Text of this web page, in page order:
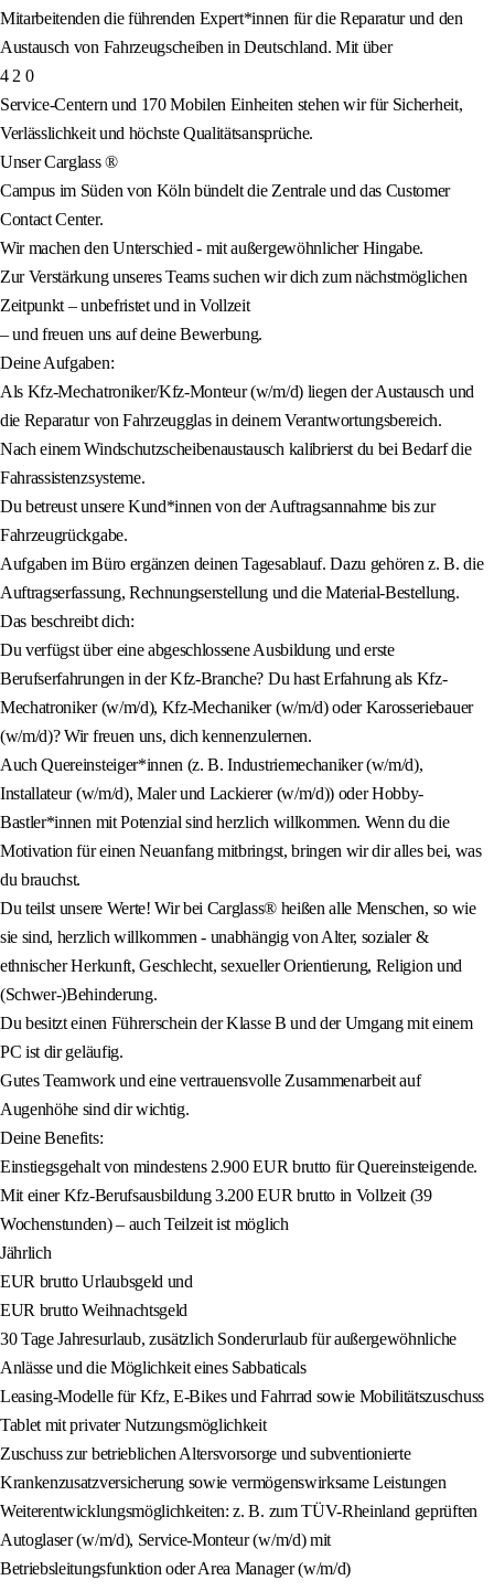
Mitarbeitenden die führenden Expert*innen für die Reparatur und den
Austausch von Fahrzeugscheiben in Deutschland. Mit über
4 2 0
Service-Centern und 170 Mobilen Einheiten stehen wir für Sicherheit,
Verlässlichkeit und höchste Qualitätsansprüche.
Unser Carglass ®
Campus im Süden von Köln bündelt die Zentrale und das Customer
Contact Center.
Wir machen den Unterschied - mit außergewöhnlicher Hingabe.
Zur Verstärkung unseres Teams suchen wir dich zum nächstmöglichen
Zeitpunkt – unbefristet und in Vollzeit
– und freuen uns auf deine Bewerbung.
Deine Aufgaben:
Als Kfz-Mechatroniker/Kfz-Monteur (w/m/d) liegen der Austausch und
die Reparatur von Fahrzeugglas in deinem Verantwortungsbereich.
Nach einem Windschutzscheibenaustausch kalibrierst du bei Bedarf die
Fahrassistenzsysteme.
Du betreust unsere Kund*innen von der Auftragsannahme bis zur
Fahrzeugrückgabe.
Aufgaben im Büro ergänzen deinen Tagesablauf. Dazu gehören z. B. die
Auftragserfassung, Rechnungserstellung und die Material-Bestellung.
Das beschreibt dich:
Du verfügst über eine abgeschlossene Ausbildung und erste
Berufserfahrungen in der Kfz-Branche? Du hast Erfahrung als Kfz-
Mechatroniker (w/m/d), Kfz-Mechaniker (w/m/d) oder Karosseriebauer
(w/m/d)? Wir freuen uns, dich kennenzulernen.
Auch Quereinsteiger*innen (z. B. Industriemechaniker (w/m/d),
Installateur (w/m/d), Maler und Lackierer (w/m/d)) oder Hobby-
Bastler*innen mit Potenzial sind herzlich willkommen. Wenn du die
Motivation für einen Neuanfang mitbringst, bringen wir dir alles bei, was
du brauchst.
Du teilst unsere Werte! Wir bei Carglass® heißen alle Menschen, so wie
sie sind, herzlich willkommen - unabhängig von Alter, sozialer &
ethnischer Herkunft, Geschlecht, sexueller Orientierung, Religion und
(Schwer-)Behinderung.
Du besitzt einen Führerschein der Klasse B und der Umgang mit einem
PC ist dir geläufig.
Gutes Teamwork und eine vertrauensvolle Zusammenarbeit auf
Augenhöhe sind dir wichtig.
Deine Benefits:
Einstiegsgehalt von mindestens 2.900 EUR brutto für Quereinsteigende.
Mit einer Kfz-Berufsausbildung 3.200 EUR brutto in Vollzeit (39
Wochenstunden) – auch Teilzeit ist möglich
Jährlich
EUR brutto Urlaubsgeld und
EUR brutto Weihnachtsgeld
30 Tage Jahresurlaub, zusätzlich Sonderurlaub für außergewöhnliche
Anlässe und die Möglichkeit eines Sabbaticals
Leasing-Modelle für Kfz, E-Bikes und Fahrrad sowie Mobilitätszuschuss
Tablet mit privater Nutzungsmöglichkeit
Zuschuss zur betrieblichen Altersvorsorge und subventionierte
Krankenzusatzversicherung sowie vermögenswirksame Leistungen
Weiterentwicklungsmöglichkeiten: z. B. zum TÜV-Rheinland geprüften
Autoglaser (w/m/d), Service-Monteur (w/m/d) mit
Betriebsleitungsfunktion oder Area Manager (w/m/d)